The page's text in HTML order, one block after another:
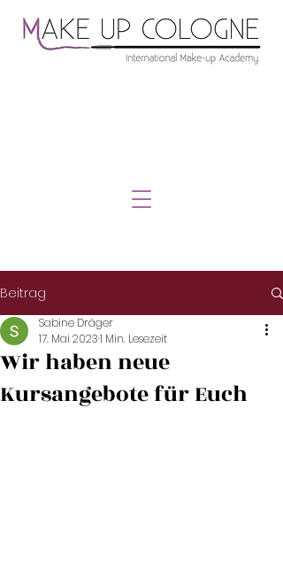
Beitrag
Wir haben neue
Kursangebote für Euch
Sabine Dräger
17. Mai 20231 Min. Lesezeit